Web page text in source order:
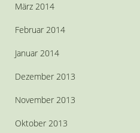
März 2014
Februar 2014
Januar 2014
Dezember 2013
November 2013
Oktober 2013